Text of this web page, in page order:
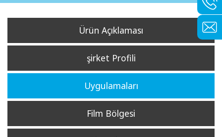
Ürün Açıklaması
şirket Profili
Uygulamaları
Film Bölgesi